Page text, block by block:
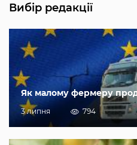
Вибір редакції
Як малому фермеру
3 липня 794